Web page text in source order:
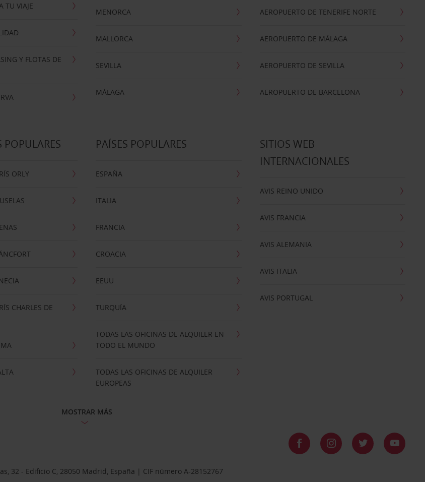
TU VIAJE
Y FLOTAS DE
MENORCA
MALLORCA
SEVILLA
MÁLAGA
AEROPUERTO DE TENERIFE NORTE
AEROPUERTO DE MÁLAGA
AEROPUERTO DE SEVILLA
AEROPUERTO DE BARCELONA
POPULARES
ORLY
CHARLES DE
PAÍSES POPULARES
ESPAÑA
ITALIA
FRANCIA
CROACIA
EEUU
TURQUÍA
TODAS LAS OFICINAS DE ALQUILER EN
TODO EL MUNDO
TODAS LAS OFICINAS DE ALQUILER
EUROPEAS
SITIOS WEB
INTERNACIONALES
AVIS REINO UNIDO
AVIS FRANCIA
AVIS ALEMANIA
AVIS ITALIA
AVIS PORTUGAL
MOSTRAR MÁS
32 - Edificio C, 28050 Madrid, España | CIF número A-28152767